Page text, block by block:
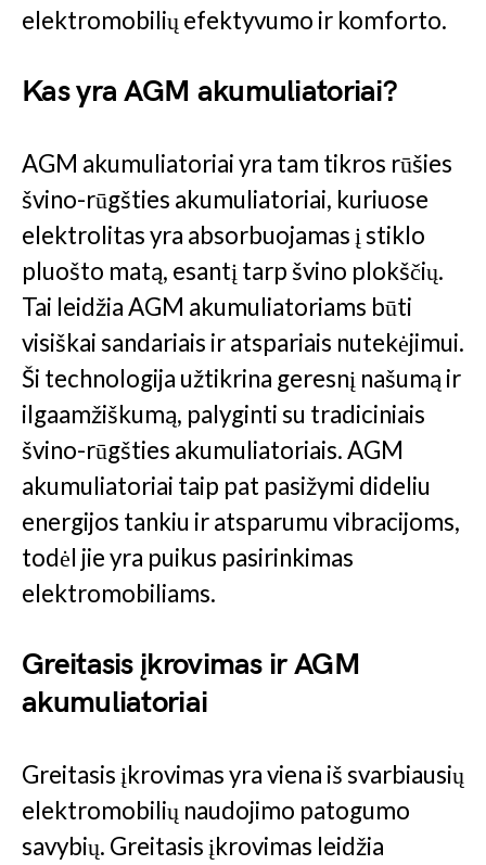
elektromobilių efektyvumo ir komforto.
Kas yra AGM akumuliatoriai?
AGM akumuliatoriai yra tam tikros rūšies
švino-rūgšties akumuliatoriai, kuriuose
elektrolitas yra absorbuojamas į stiklo
pluošto matą, esantį tarp švino plokščių.
Tai leidžia AGM akumuliatoriams būti
visiškai sandariais ir atspariais nutekėjimui.
Ši technologija užtikrina geresnį našumą ir
ilgaamžiškumą, palyginti su tradiciniais
švino-rūgšties akumuliatoriais. AGM
akumuliatoriai taip pat pasižymi dideliu
energijos tankiu ir atsparumu vibracijoms,
todėl jie yra puikus pasirinkimas
elektromobiliams.
Greitasis įkrovimas ir AGM
akumuliatoriai
Greitasis įkrovimas yra viena iš svarbiausių
elektromobilių naudojimo patogumo
savybių. Greitasis įkrovimas leidžia